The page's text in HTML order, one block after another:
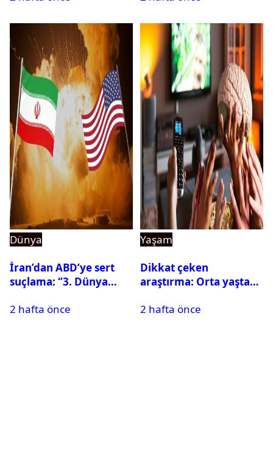
Dünya
İran’dan ABD’ye sert
suçlama: ‘’3. Dünya
silahları kullandılar’’
2 hafta önce
Yaşam
Dikkat çeken
araştırma: Orta yaşta
beyni küçültebilir
2 hafta önce